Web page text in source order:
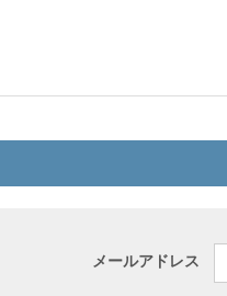
メールアドレス